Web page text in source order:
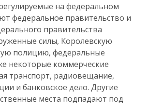
на федеральном
федеральное правительство и
правительства
силы, Королевскую
полицию, федеральные
некоторые коммерческие
транспорт, радиовещание,
и банковское дело. Другие
места подпадают под